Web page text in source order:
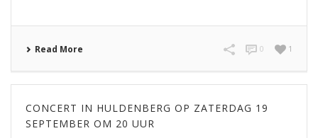
Read More 1
0
CONCERT IN HULDENBERG OP ZATERDAG 19
SEPTEMBER OM 20 UUR